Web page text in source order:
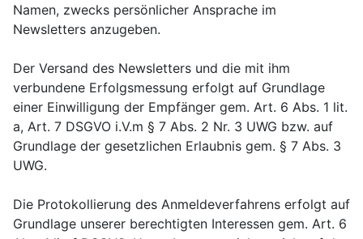
Namen, zwecks persönlicher Ansprache im
Newsletters anzugeben.
Der Versand des Newsletters und die mit ihm
verbundene Erfolgsmessung erfolgt auf Grundlage
einer Einwilligung der Empfänger gem. Art. 6 Abs. 1 lit.
a, Art. 7 DSGVO i.V.m § 7 Abs. 2 Nr. 3 UWG bzw. auf
Grundlage der gesetzlichen Erlaubnis gem. § 7 Abs. 3
UWG.
Die Protokollierung des Anmeldeverfahrens erfolgt auf
Grundlage unserer berechtigten Interessen gem. Art. 6